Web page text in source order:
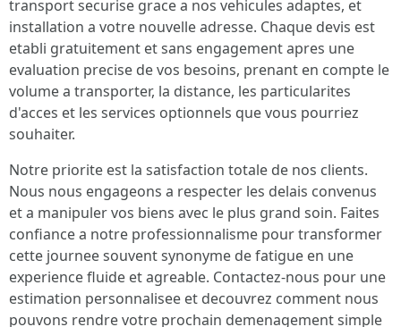
transport securise grace a nos vehicules adaptes, et
installation a votre nouvelle adresse. Chaque devis est
etabli gratuitement et sans engagement apres une
evaluation precise de vos besoins, prenant en compte le
volume a transporter, la distance, les particularites
d'acces et les services optionnels que vous pourriez
souhaiter.
Notre priorite est la satisfaction totale de nos clients.
Nous nous engageons a respecter les delais convenus
et a manipuler vos biens avec le plus grand soin. Faites
confiance a notre professionnalisme pour transformer
cette journee souvent synonyme de fatigue en une
experience fluide et agreable. Contactez-nous pour une
estimation personnalisee et decouvrez comment nous
pouvons rendre votre prochain demenagement simple